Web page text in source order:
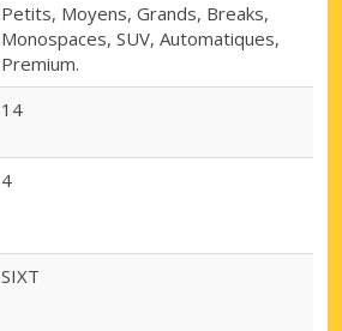
Petits, Moyens, Grands, Breaks,
Monospaces, SUV, Automatiques,
Premium.
14
4
SIXT